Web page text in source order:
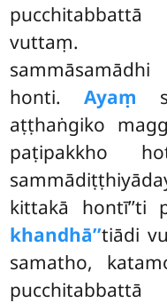
pucchitabbattā
vuttaṃ.
honti.Ayaṃ
aṭṭhaṅgiko
paṭipakkho
kittakā hontī’’ti
khandhā’’tiādi
samatho,